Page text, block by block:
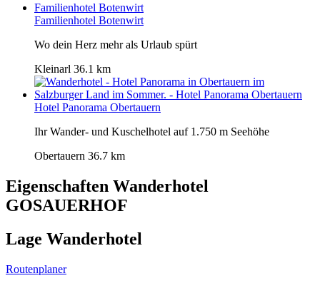
Familienhotel Botenwirt
Wo dein Herz mehr als Urlaub spürt
Kleinarl 36.1 km
Hotel Panorama Obertauern
Ihr Wander- und Kuschelhotel auf 1.750 m Seehöhe
Obertauern 36.7 km
Eigenschaften Wanderhotel
GOSAUERHOF
Lage Wanderhotel
Routenplaner